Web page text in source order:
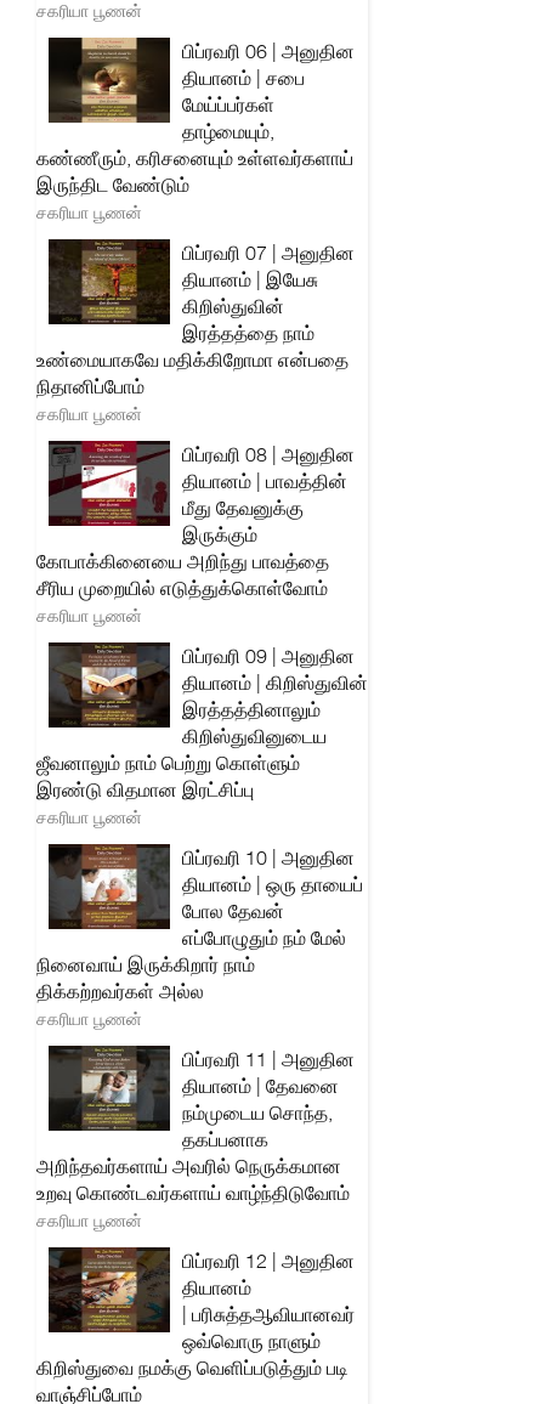
சகரியா பூணன்
பிப்ரவரி 06 | அனுதின
தியானம் | சபை
மேய்ப்பர்கள்
தாழ்மையும்,
கண்ணீரும், கரிசனையும் உள்ளவர்களாய்
இருந்திட வேண்டும்
சகரியா பூணன்
பிப்ரவரி 07 | அனுதின
தியானம் | இயேசு
கிறிஸ்துவின்
இரத்தத்தை நாம்
உண்மையாகவே மதிக்கிறோமா என்பதை
நிதானிப்போம்
சகரியா பூணன்
பிப்ரவரி 08 | அனுதின
தியானம் | பாவத்தின்
மீது தேவனுக்கு
இருக்கும்
கோபாக்கினையை அறிந்து பாவத்தை
சீரிய முறையில் எடுத்துக்கொள்வோம்
சகரியா பூணன்
பிப்ரவரி 09 | அனுதின
தியானம் | கிறிஸ்துவின்
இரத்தத்தினாலும்
கிறிஸ்துவினுடைய
ஜீவனாலும் நாம் பெற்று கொள்ளும்
இரண்டு விதமான இரட்சிப்பு
சகரியா பூணன்
பிப்ரவரி 10 | அனுதின
தியானம் | ஒரு தாயைப்
போல தேவன்
எப்போழுதும் நம் மேல்
நினைவாய் இருக்கிறார் நாம்
திக்கற்றவர்கள் அல்ல
சகரியா பூணன்
பிப்ரவரி 11 | அனுதின
தியானம் | தேவனை
நம்முடைய சொந்த,
தகப்பனாக
அறிந்தவர்களாய் அவரில் நெருக்கமான
உறவு கொண்டவர்களாய் வாழ்ந்திடுவோம்
சகரியா பூணன்
பிப்ரவரி 12 | அனுதின
தியானம்
| பரிசுத்தஆவியானவர்
ஒவ்வொரு நாளும்
கிறிஸ்துவை நமக்கு வெளிப்படுத்தும் படி
வாஞ்சிப்போம்